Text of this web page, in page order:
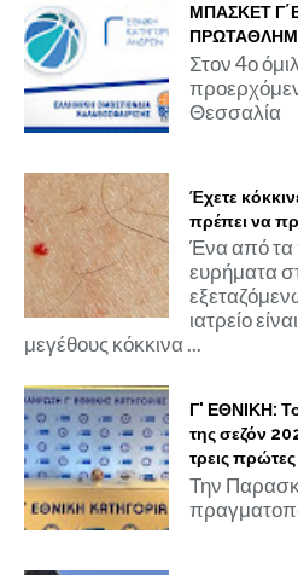
ΜΠΑΣΚΕΤ
Στον 4ο
Θεσσαλία
Έχετε
πρέπει να
Ένα από τα
ευρήματα
ιατρείο
μεγέθους κόκκινα ...
Γ' ΕΘΝΙΚΗ:
της σεζόν
τρεις
Την